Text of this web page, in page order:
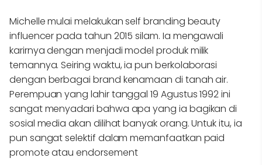
Michelle mulai melakukan self branding beauty
influencer pada tahun 2015 silam. Ia mengawali
karirnya dengan menjadi model produk milik
temannya. Seiring waktu, ia pun berkolaborasi
dengan berbagai brand kenamaan di tanah air.
Perempuan yang lahir tanggal 19 Agustus 1992 ini
sangat menyadari bahwa apa yang ia bagikan di
sosial media akan dilihat banyak orang. Untuk itu, ia
pun sangat selektif dalam memanfaatkan paid
promote atau endorsement